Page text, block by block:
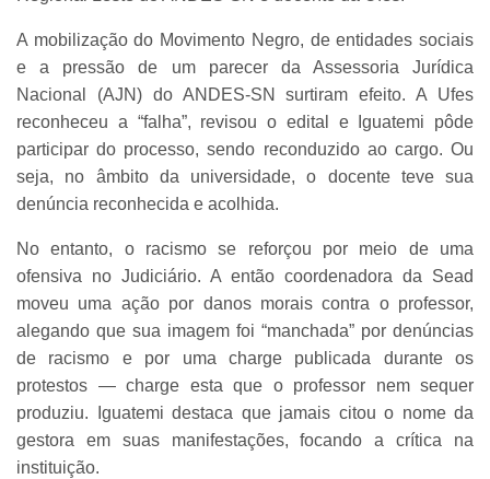
A mobilização do Movimento Negro, de entidades sociais
e a pressão de um parecer da Assessoria Jurídica
Nacional (AJN) do ANDES-SN surtiram efeito. A Ufes
reconheceu a “falha”, revisou o edital e Iguatemi pôde
participar do processo, sendo reconduzido ao cargo. Ou
seja, no âmbito da universidade, o docente teve sua
denúncia reconhecida e acolhida.
No entanto, o racismo se reforçou por meio de uma
ofensiva no Judiciário. A então coordenadora da Sead
moveu uma ação por danos morais contra o professor,
alegando que sua imagem foi “manchada” por denúncias
de racismo e por uma charge publicada durante os
protestos — charge esta que o professor nem sequer
produziu. Iguatemi destaca que jamais citou o nome da
gestora em suas manifestações, focando a crítica na
instituição.